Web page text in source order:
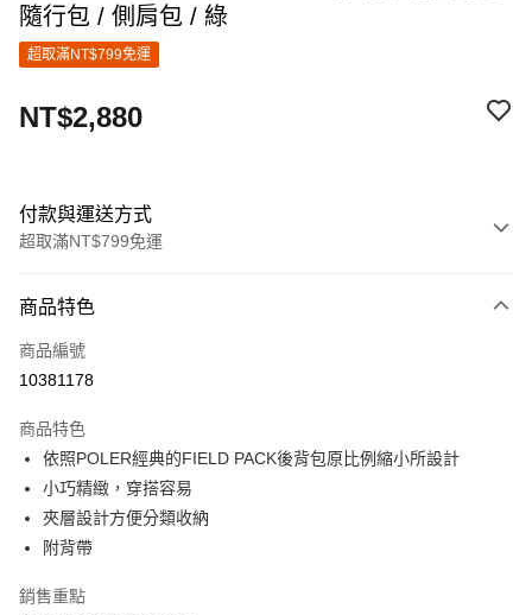
隨行包 / 側肩包 / 綠
超取滿NT$799免運
NT$2,880
付款與運送方式
超取滿NT$799免運
信用卡一次付款
超商取貨付款
Apple Pay
街口支付
悠遊付
ATM付款
商品特色
商品編號
10381178
商品特色
依照POLER經典的FIELD PACK後背包原比例縮小所設計
小巧精緻，穿搭容易
夾層設計方便分類收納
附背帶
銷售重點